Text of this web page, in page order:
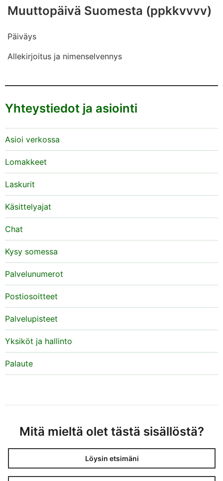
Muuttopäivä Suomesta (ppkkvvvv)
Päiväys
Allekirjoitus ja nimenselvennys
Yhteystiedot ja asiointi
Asioi verkossa
Lomakkeet
Laskurit
Käsittelyajat
Chat
Kysy somessa
Palvelunumerot
Postiosoitteet
Palvelupisteet
Yksiköt ja hallinto
Palaute
Mitä mieltä olet tästä sisällöstä?
Löysin etsimäni